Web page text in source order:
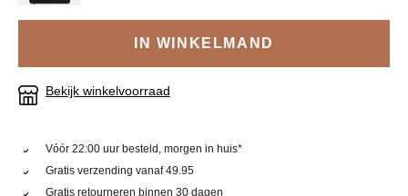
IN WINKELMAND
Bekijk winkelvoorraad
Vóór 22:00 uur besteld, morgen in huis*
Gratis verzending vanaf 49.95
Gratis retourneren binnen 30 dagen